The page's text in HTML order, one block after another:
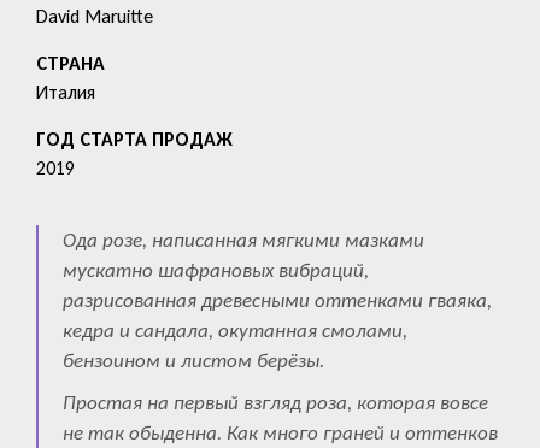
David Maruitte
СТРАНА
Италия
ГОД СТАРТА ПРОДАЖ
2019
Ода розе, написанная мягкими мазками
мускатно шафрановых вибраций,
разрисованная древесными оттенками гваяка,
кедра и сандала, окутанная смолами,
бензоином и листом берёзы.
Простая на первый взгляд роза, которая вовсе
не так обыденна. Как много граней и оттенков